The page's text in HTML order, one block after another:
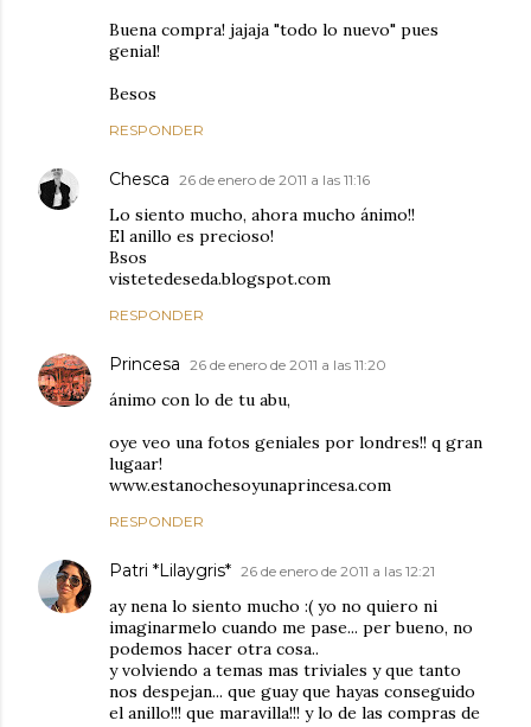
Buena compra! jajaja "todo lo nuevo" pues
genial!
Besos
RESPONDER
Chesca 26 de enero de 2011 a las 11:16
Lo siento mucho, ahora mucho ánimo!!
El anillo es precioso!
Bsos
vistetedeseda.blogspot.com
RESPONDER
Princesa 26 de enero de 2011 a las 11:20
ánimo con lo de tu abu,
oye veo una fotos geniales por londres!! q gran
lugaar!
www.estanochesoyunaprincesa.com
RESPONDER
Patri *Lilaygris* 26 de enero de 2011 a las 12:21
ay nena lo siento mucho :( yo no quiero ni
imaginarmelo cuando me pase... per bueno, no
podemos hacer otra cosa..
y volviendo a temas mas triviales y que tanto
nos despejan... que guay que hayas conseguido
el anillo!!! que maravilla!!! y lo de las compras de